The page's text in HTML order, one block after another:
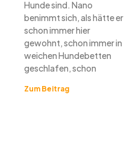
Hunde sind. Nano
benimmt sich, als hätte er
schon immer hier
gewohnt, schon immer in
weichen Hundebetten
geschlafen, schon
Zum Beitrag